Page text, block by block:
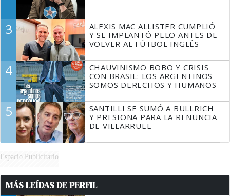
3
ALEXIS MAC ALLISTER CUMPLIÓ
Y SE IMPLANTÓ PELO ANTES DE
VOLVER AL FÚTBOL INGLÉS
4
CHAUVINISMO BOBO Y CRISIS
CON BRASIL: LOS ARGENTINOS
SOMOS DERECHOS Y HUMANOS
5
SANTILLI SE SUMÓ A BULLRICH
Y PRESIONA PARA LA RENUNCIA
DE VILLARRUEL
Espacio Publicitario
MÁS LEÍDAS DE PERFIL